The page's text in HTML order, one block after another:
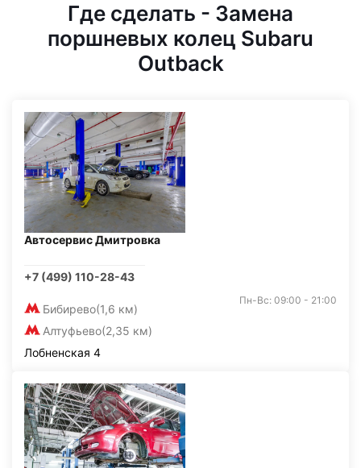
Где сделать - Замена
поршневых колец Subaru
Outback
Автосервис Дмитровка
+7 (499) 110-28-43
Бибирево(1,6 км)
Алтуфьево(2,35 км)
Пн-Вс: 09:00 - 21:00
Лобненская 4